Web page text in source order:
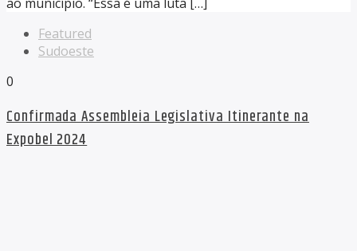
Featured
Sudoeste
0
Confirmada Assembleia Legislativa Itinerante na
Expobel 2024